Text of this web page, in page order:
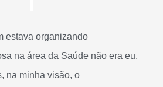
estava organizando
na área da Saúde não era eu,
na minha visão, o